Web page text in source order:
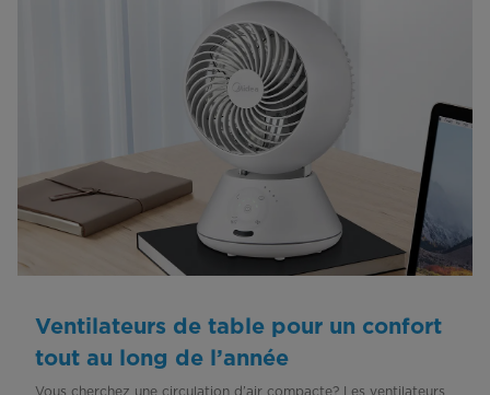
Ventilateurs de table pour un confort
tout au long de l’année
Vous cherchez une circulation d’air compacte? Les ventilateurs